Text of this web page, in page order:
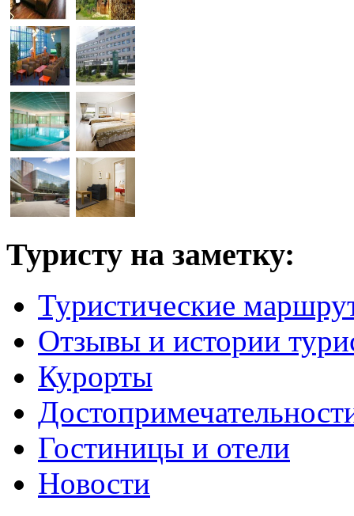
Туристу на заметку:
Туристические
Отзывы и истории
Курорты
Гостиницы и отели
Новости